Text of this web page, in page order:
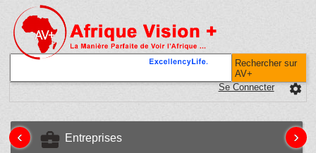
Rechercher sur
AV+
settings
Se Connecter
business_center Entreprises
‹ ›